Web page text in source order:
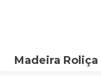
Madeira Roliça